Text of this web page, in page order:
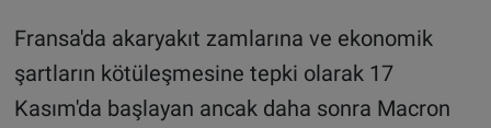
Fransa'da akaryakıt zamlarına ve ekonomik
şartların kötüleşmesine tepki olarak 17
Kasım'da başlayan ancak daha sonra Macron